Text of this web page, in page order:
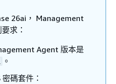
26ai， Management
求：
Agent 版本是
。
碼套件：